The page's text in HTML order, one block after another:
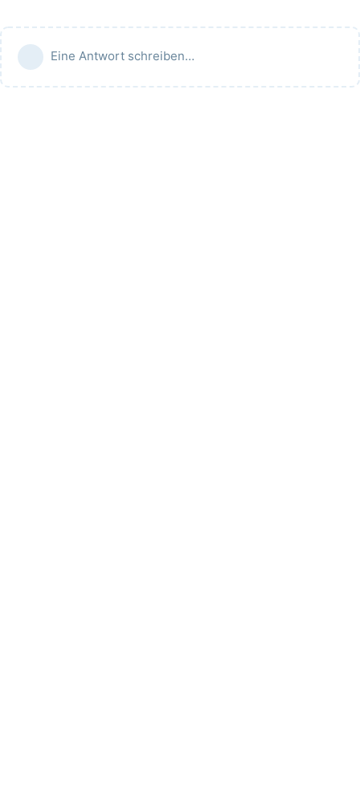
Eine Antwort schreiben…